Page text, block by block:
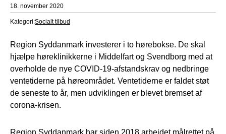
18. november 2020
Kategori:Socialt tilbud
Region Syddanmark investerer i to hørebokse. De skal
hjælpe høreklinikkerne i Middelfart og Svendborg med at
overholde de nye COVID-19-afstandskrav og nedbringe
ventetiderne på høreområdet. Ventetiderne er faldet støt
de seneste to år, men udviklingen er blevet bremset af
corona-krisen.
Region Syddanmark har siden 2018 arbejdet målrettet på